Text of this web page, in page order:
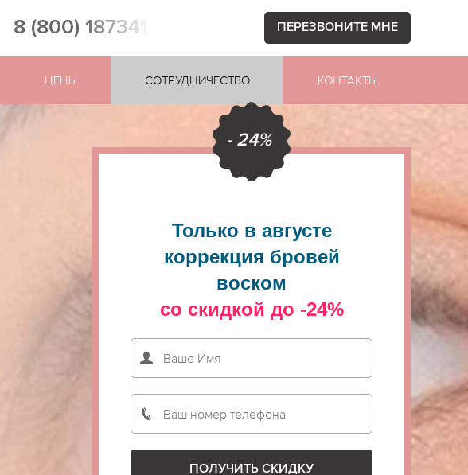
8 (800) 1873411 ПЕРЕЗВОНИТЕ МНЕ
ЦЕНЫ СОТРУДНИЧЕСТВО КОНТАКТЫ
- 24%
Только в августе
коррекция бровей
воском
со скидкой до -24%